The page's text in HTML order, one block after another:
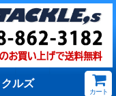
ルズ
カート